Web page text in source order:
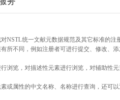
NSTL统一文献元数据规范及其它标准的
所不同，例如注册者可进行提交、修改、
浏览，对描述性元素进行浏览，对辅助性
或属性的中文名称、名称进行查询，还可